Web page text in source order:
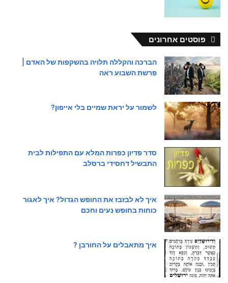
פוסטים אחרונים
הברכה והקללה תלויה בהשקפות של האדם |
פרשת השבוע ראה
לשמור על יראת שמיים בלי אייפון?
סדר פדיון כפרות המלא עם התפילות לבית
התבשיל דחסידי ברסלב
איך לא לבזבז את החופש הגדול? איך לאגור
כוחות בחופש נעים וחכם
איך מתאבלים על החורבן ?